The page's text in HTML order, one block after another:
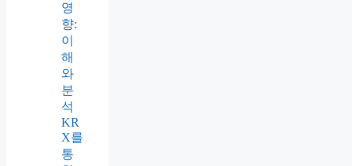
영
향:
이
해
와
분
석
KR
X를
통